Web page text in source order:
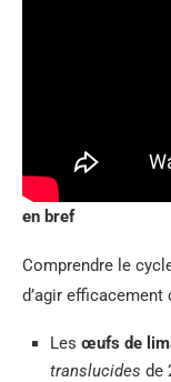
en bref
Comprendre le
d’agir
Les œufs de
translucides de